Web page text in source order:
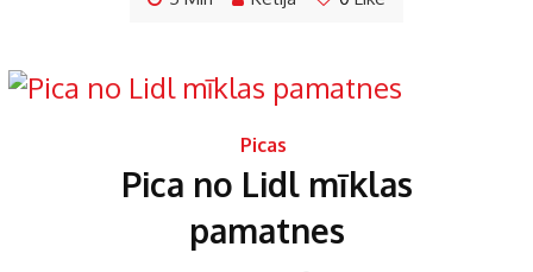
Picas
Pica no Lidl mīklas
pamatnes